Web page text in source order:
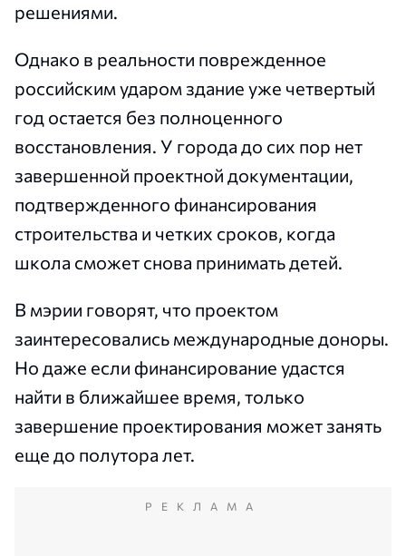
решениями.
Однако в реальности поврежденное
российским ударом здание уже четвертый
год остается без полноценного
восстановления. У города до сих пор нет
завершенной проектной документации,
подтвержденного финансирования
строительства и четких сроков, когда
школа сможет снова принимать детей.
В мэрии говорят, что проектом
заинтересовались международные доноры.
Но даже если финансирование удастся
найти в ближайшее время, только
завершение проектирования может занять
еще до полутора лет.
РЕКЛАМА